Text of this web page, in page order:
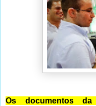
Os documentos